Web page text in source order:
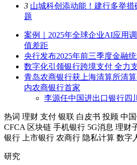
3 山城科创添动能！建行多举
题
案例｜2025年全球企业AI应用
值差距
央行发布2025年前三季度金融
数字化引领银行跨境支付 全力
青岛农商银行获上海清算所清
内农商银行首家
李源任中国进出口银行四
热词 理财 支付 银联 白皮书 投顾 中
CFCA 区块链 手机银行 5G消息 理财
银行
上市银行 农商行 隐私计算 数字
研究